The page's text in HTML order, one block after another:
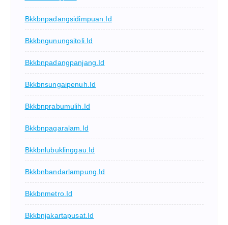
Bkkbnpadangsidimpuan.id
Bkkbngunungsitoli.id
Bkkbnpadangpanjang.id
Bkkbnsungaipenuh.id
Bkkbnprabumulih.id
Bkkbnpagaralam.id
Bkkbnlubuklinggau.id
Bkkbnbandarlampung.id
Bkkbnmetro.id
Bkkbnjakartapusat.id